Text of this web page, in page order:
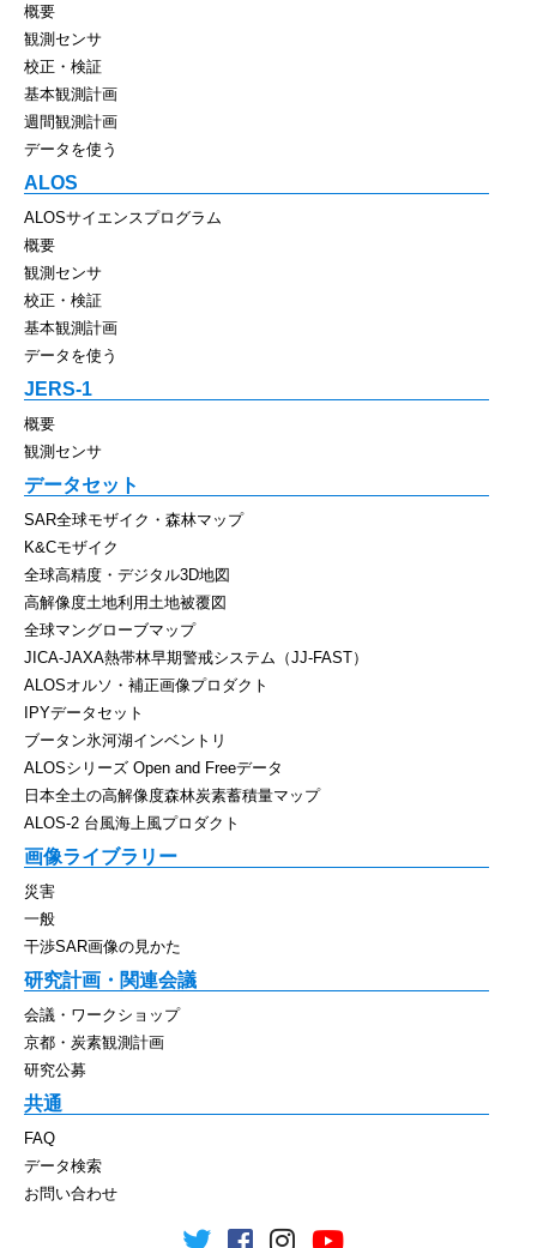
概要
観測センサ
校正・検証
基本観測計画
週間観測計画
データを使う
ALOS
ALOSサイエンスプログラム
概要
観測センサ
校正・検証
基本観測計画
データを使う
JERS-1
概要
観測センサ
データセット
SAR全球モザイク・森林マップ
K&Cモザイク
全球高精度・デジタル3D地図
高解像度土地利用土地被覆図
全球マングローブマップ
JICA-JAXA熱帯林早期警戒システム（JJ-FAST）
ALOSオルソ・補正画像プロダクト
IPYデータセット
ブータン氷河湖インベントリ
ALOSシリーズ Open and Freeデータ
日本全土の高解像度森林炭素蓄積量マップ
ALOS-2 台風海上風プロダクト
画像ライブラリー
災害
一般
干渉SAR画像の見かた
研究計画・関連会議
会議・ワークショップ
京都・炭素観測計画
研究公募
共通
FAQ
データ検索
お問い合わせ